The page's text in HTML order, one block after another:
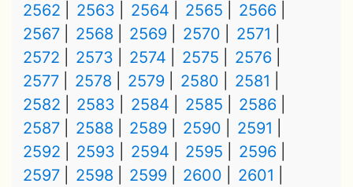
2562
2563 2564 2565
2566
2567
2568 2569 2570
2571
2572
2573 2574 2575
2576
2577
2578 2579 2580
2581
2582
2583 2584 2585
2586
2587
2588 2589 2590
2591
2592
2593 2594 2595
2596
2597
2598 2599 2600
2601